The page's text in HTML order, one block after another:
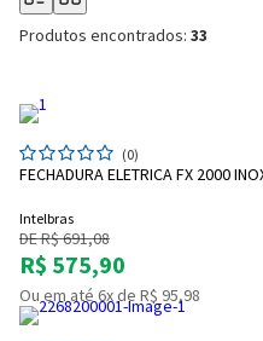
Produtos encontrados: 33
(0)
FECHADURA ELETRICA FX 2000
Intelbras
DE R$ 691,08
R$ 575,90
Ou em até 6x de R$ 95,98